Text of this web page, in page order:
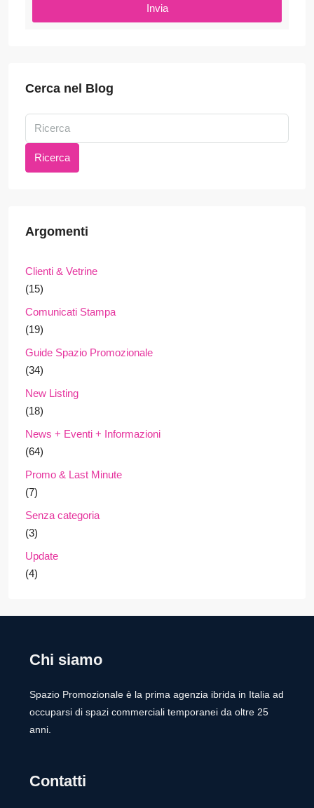
Invia
Cerca nel Blog
Ricerca
Argomenti
Clienti & Vetrine
(15)
Comunicati Stampa
(19)
Guide Spazio Promozionale
(34)
New Listing
(18)
News + Eventi + Informazioni
(64)
Promo & Last Minute
(7)
Senza categoria
(3)
Update
(4)
Chi siamo
Spazio Promozionale è la prima agenzia ibrida in Italia ad
occuparsi di spazi commerciali temporanei da oltre 25
anni.
Contatti